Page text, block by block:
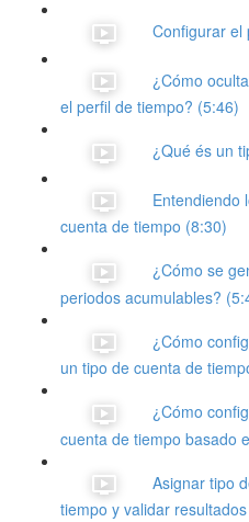
Configurar el
¿Cómo
el perfil de tiempo? (5:46)
¿Qué és un
Entendiendo
cuenta de tiempo (8:30)
¿Cómo se
periodos acumulables?
¿Cómo
un tipo de cuenta de
¿Cómo
cuenta de tiempo basado
Asignar tipo
tiempo y validar